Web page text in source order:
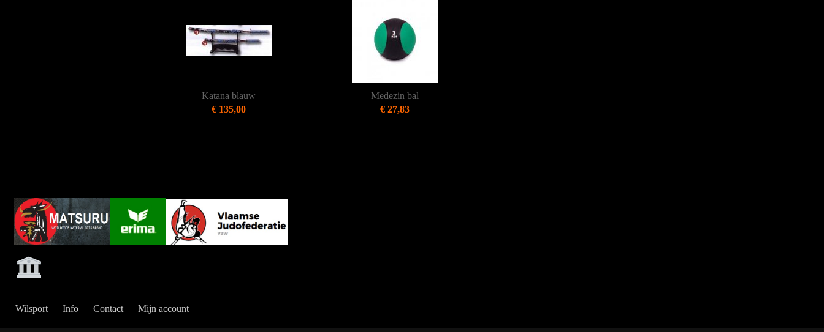
Katana blauw
€ 135,00
Medezin bal
€ 27,83
Wilsport Info Contact Mijn account